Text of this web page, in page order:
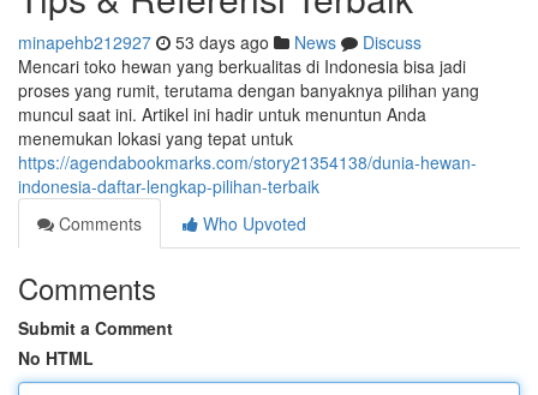
minapehb212927 53 days ago News
Discuss
Mencari toko hewan yang berkualitas di Indonesia bisa jadi
proses yang rumit, terutama dengan banyaknya pilihan yang
muncul saat ini. Artikel ini hadir untuk menuntun Anda
menemukan lokasi yang tepat untuk
https://agendabookmarks.com/story21354138/dunia-hewan-
indonesia-daftar-lengkap-pilihan-terbaik
Comments
Who Upvoted
Comments
Submit a Comment
No HTML